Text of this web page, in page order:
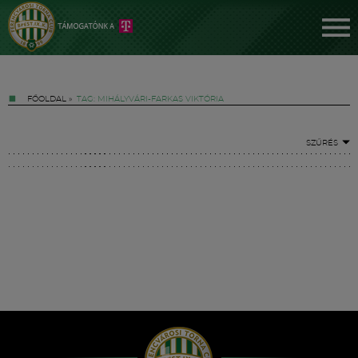
FŐOLDAL » TAG: MIHÁLYVÁRI-FARKAS VIKTÓRIA
SZŰRÉS
Hírek